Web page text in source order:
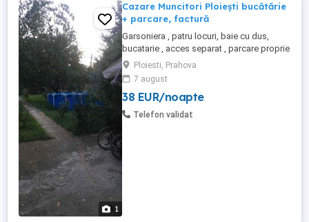
1
Cazare Muncitori Ploiești bucătărie
+ parcare, factură
Garsoniera , patru locuri, baie cu dus,
bucatarie , acces separat , parcare proprie
in curte, tv, internet ! Amplasat la 2 km de
centru orașului Ploiesti ! Se emite factura
fiscală pentru decont, utilitatile inclus in
pret ! Minim 15 seri de cazare achitate in
avans in ziua sosirii ! Nu lucram cu ...
Ploiesti, Prahova
7 august
38 EUR/noapte
Telefon validat